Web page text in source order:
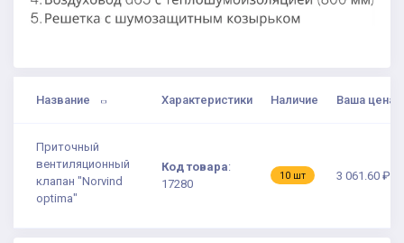
Название Характеристики Наличие Ваша цена
Приточный
вентиляционный
клапан "Norvind
optima"
Код товара:
17280
10 шт 3 061.60 ₽